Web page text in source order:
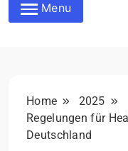
Menu
Home
2025
Regelungen für
Deutschland